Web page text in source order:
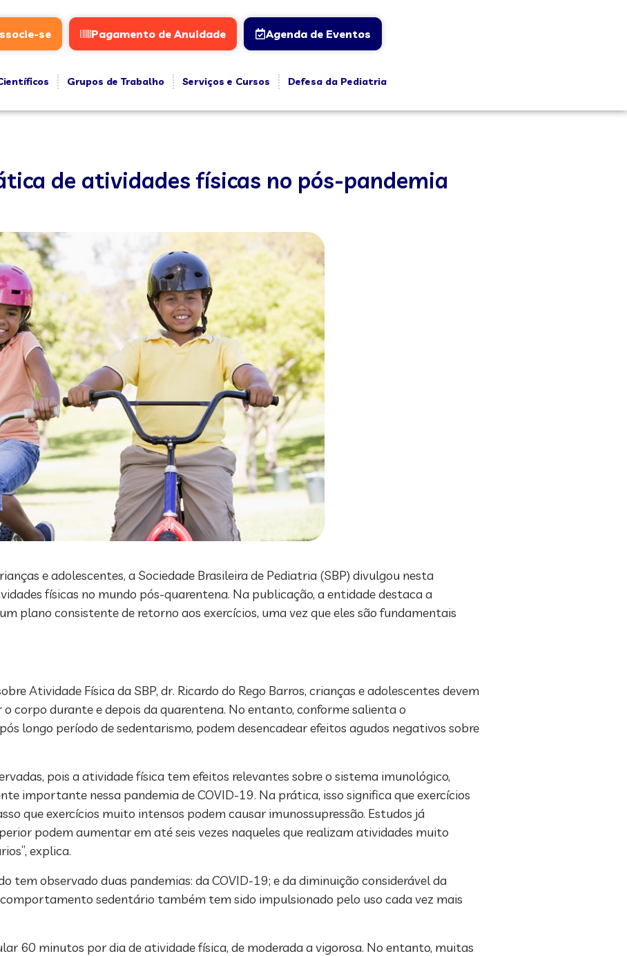
se Pagamento de Anuidade Agenda de Eventos
Grupos de Trabalho Serviços e Cursos
Defesa da Pediatria
de atividades físicas no pós-pandemia
e adolescentes, a Sociedade Brasileira de Pediatria (SBP) divulgou nesta
físicas no mundo pós-quarentena. Na publicação, a entidade destaca a
plano consistente de retorno aos exercícios, uma vez que eles são fundamentais
Atividade Física da SBP, dr. Ricardo do Rego Barros, crianças e adolescentes devem
corpo durante e depois da quarentena. No entanto, conforme salienta o
longo período de sedentarismo, podem desencadear efeitos agudos negativos sobre
pois a atividade física tem efeitos relevantes sobre o sistema imunológico,
importante nessa pandemia de COVID-19. Na prática, isso significa que exercícios
que exercícios muito intensos podem causar imunossupressão. Estudos já
podem aumentar em até seis vezes naqueles que realizam atividades muito
explica.
tem observado duas pandemias: da COVID-19; e da diminuição considerável da
sedentário também tem sido impulsionado pelo uso cada vez mais
60 minutos por dia de atividade física, de moderada a vigorosa. No entanto, muitas